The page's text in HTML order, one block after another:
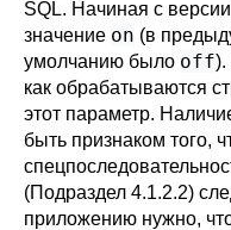
SQL. Начиная с версии
значение on (в
умолчанию было off).
как обрабатываются
этот параметр.
быть признаком того,
(Подраздел 4.1.2.2)
приложению нужно,